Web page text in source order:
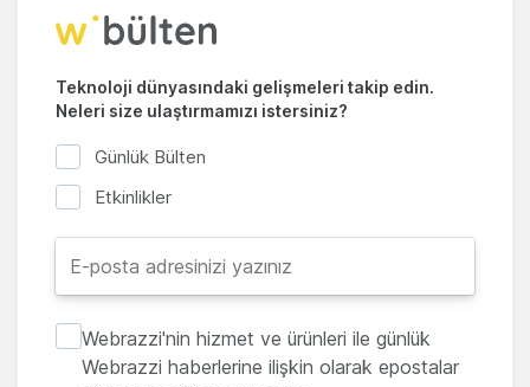
Teknoloji dünyasındaki gelişmeleri takip edin.
Neleri size ulaştırmamızı istersiniz?
Günlük Bülten
Etkinlikler
Webrazzi'nin hizmet ve ürünleri ile günlük
Webrazzi haberlerine ilişkin olarak epostalar